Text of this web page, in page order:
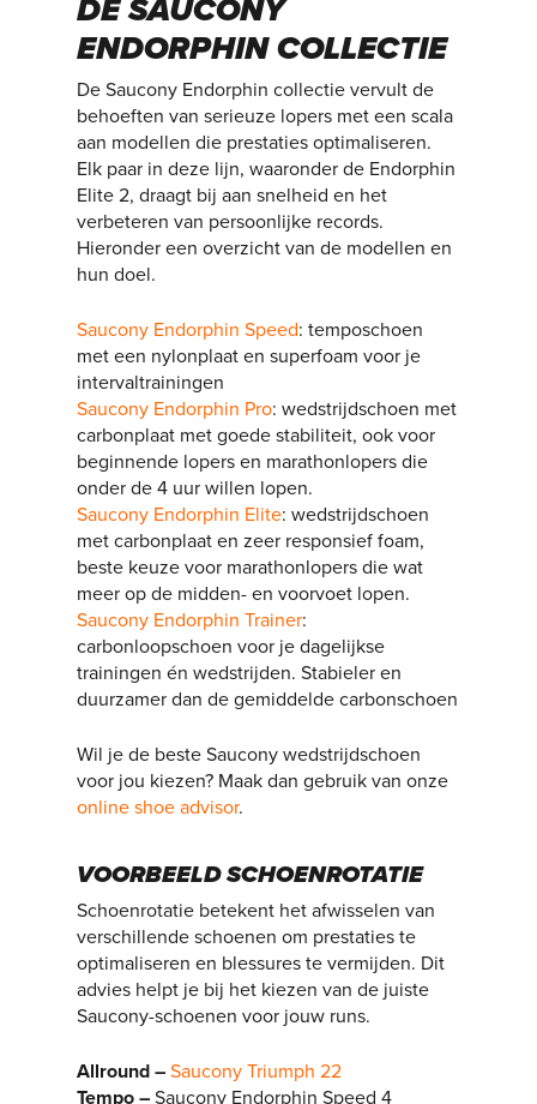
DE SAUCONY
ENDORPHIN COLLECTIE
De Saucony Endorphin collectie vervult de
behoeften van serieuze lopers met een scala
aan modellen die prestaties optimaliseren.
Elk paar in deze lijn, waaronder de Endorphin
Elite 2, draagt bij aan snelheid en het
verbeteren van persoonlijke records.
Hieronder een overzicht van de modellen en
hun doel.
Saucony Endorphin Speed: temposchoen
met een nylonplaat en superfoam voor je
intervaltrainingen
Saucony Endorphin Pro: wedstrijdschoen met
carbonplaat met goede stabiliteit, ook voor
beginnende lopers en marathonlopers die
onder de 4 uur willen lopen.
Saucony Endorphin Elite: wedstrijdschoen
met carbonplaat en zeer responsief foam,
beste keuze voor marathonlopers die wat
meer op de midden- en voorvoet lopen.
Saucony Endorphin Trainer:
carbonloopschoen voor je dagelijkse
trainingen én wedstrijden. Stabieler en
duurzamer dan de gemiddelde carbonschoen
Wil je de beste Saucony wedstrijdschoen
voor jou kiezen? Maak dan gebruik van onze
online shoe advisor.
VOORBEELD SCHOENROTATIE
Schoenrotatie betekent het afwisselen van
verschillende schoenen om prestaties te
optimaliseren en blessures te vermijden. Dit
advies helpt je bij het kiezen van de juiste
Saucony-schoenen voor jouw runs.
Allround – Saucony Triumph 22
Tempo – Saucony Endorphin Speed 4